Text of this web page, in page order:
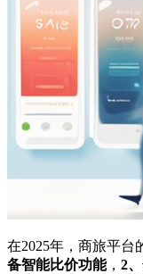
在2025年，商旅平台
备智能比价功能， 2